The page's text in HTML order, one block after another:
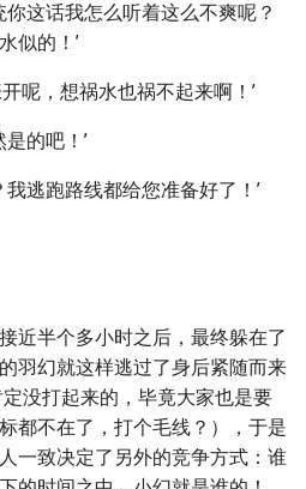
这话我怎么听着这么不爽呢？
似的！’
呢，想祸水也祸不起来啊！’
的吧！’
逃跑路线都给您准备好了！’
近半个多小时之后，最终躲在了
羽幻就这样逃过了身后紧随而来
没打起来的，毕竟大家也是要
都不在了，打个毛线？），于是
一致决定了另外的竞争方式：谁